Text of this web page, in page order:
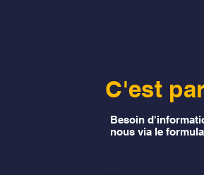
C'est
Besoin
nous via le